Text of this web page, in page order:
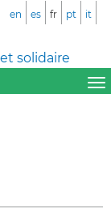
solidaire
en es fr pt it